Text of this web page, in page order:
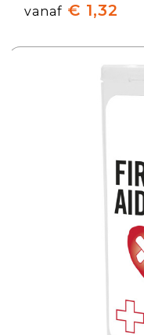
vanaf € 1,32